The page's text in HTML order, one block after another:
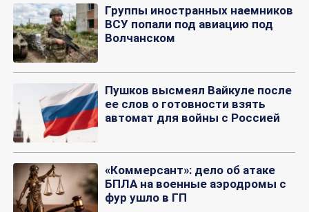
Группы иностранных наемников
ВСУ попали под авиацию под
Волчанском
Пушков высмеял Вайкуле после
ее слов о готовности взять
автомат для войны с Россией
«Коммерсант»: дело об атаке
БПЛА на военные аэродромы с
фур ушло в ГП